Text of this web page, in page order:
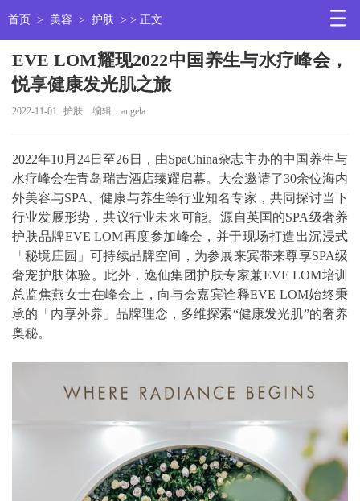
首页 > 美容 > 护肤 > > 正文
EVE LOM耀现2022中国养生与水疗峰会，
悦享健康发光肌之旅
2022-11-01 护肤 编辑：angela
2022年10月24日至26日，由SpaChina杂志主办的中国养生与
水疗峰会在青岛瑞吉酒店臻耀启幕。大会邀请了30余位海内
外美容与SPA、健康与养生等行业知名专家，共同探讨当下
行业发展形势，共议行业未来可能。源自英国的SPA级奢养
护肤品牌EVE LOM再度参加峰会，并于现场打造出沉浸式
「秘境庄园」可持续品牌空间，为参展来宾带来尊享SPA级
奢宠护肤体验。此外，逸仙集团护肤专家兼EVE LOM培训
总监焦燕女士在峰会上，向与会嘉宾诠释EVE LOM始终秉
承的「内享外养」品牌理念，多维探索“健康发光肌”的奢养
奥秘。